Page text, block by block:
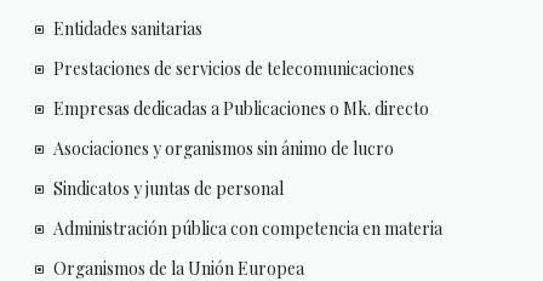
Entidades sanitarias
Prestaciones de servicios de telecomunicaciones
Empresas dedicadas a Publicaciones o Mk. directo
Asociaciones y organismos sin ánimo de lucro
Sindicatos y juntas de personal
Administración pública con competencia en materia
Organismos de la Unión Europea